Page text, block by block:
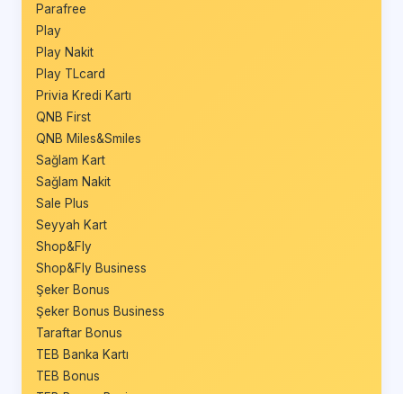
Parafree
Play
Play Nakit
Play TLcard
Privia Kredi Kartı
QNB First
QNB Miles&Smiles
Sağlam Kart
Sağlam Nakit
Sale Plus
Seyyah Kart
Shop&Fly
Shop&Fly Business
Şeker Bonus
Şeker Bonus Business
Taraftar Bonus
TEB Banka Kartı
TEB Bonus